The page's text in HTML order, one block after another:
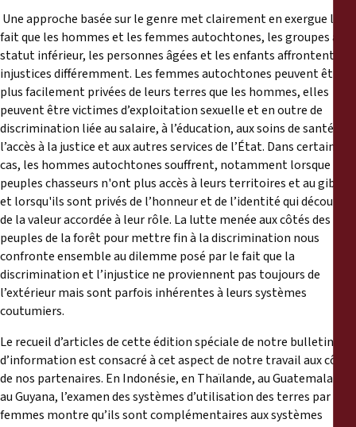
Une approche basée sur le genre met clairement en exergue le
fait que les hommes et les femmes autochtones, les groupes au
statut inférieur, les personnes âgées et les enfants affrontent ces
injustices différemment. Les femmes autochtones peuvent être
plus facilement privées de leurs terres que les hommes, elles
peuvent être victimes d’exploitation sexuelle et en outre de
discrimination liée au salaire, à l’éducation, aux soins de santé, à
l’accès à la justice et aux autres services de l’État. Dans certains
cas, les hommes autochtones souffrent, notamment lorsque les
peuples chasseurs n'ont plus accès à leurs territoires et au gibier
et lorsqu'ils sont privés de l’honneur et de l’identité qui découlent
de la valeur accordée à leur rôle. La lutte menée aux côtés des
peuples de la forêt pour mettre fin à la discrimination nous
confronte ensemble au dilemme posé par le fait que la
discrimination et l’injustice ne proviennent pas toujours de
l’extérieur mais sont parfois inhérentes à leurs systèmes
coutumiers.
Le recueil d’articles de cette édition spéciale de notre bulletin
d’information est consacré à cet aspect de notre travail aux côtés
de nos partenaires. En Indonésie, en Thaïlande, au Guatemala et
au Guyana, l’examen des systèmes d’utilisation des terres par les
femmes montre qu’ils sont complémentaires aux systèmes